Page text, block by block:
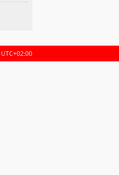
UTC+02:00